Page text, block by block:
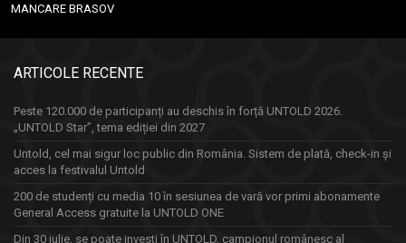
MANCARE BRASOV
ARTICOLE RECENTE
Peste 120.000 de participanți au deschis în forță UNTOLD 2026.
„UNTOLD Star”, tema ediției din 2027
Untold, cel mai sigur loc public din România. Sistem de plată, check-in și
acces la festivalul Untold
200 de studenți cu media 10 în sesiunea de vară vor primi abonamente
General Access gratuite la UNTOLD ONE
Din 30 iulie, se poate investi în UNTOLD, campionul românesc al